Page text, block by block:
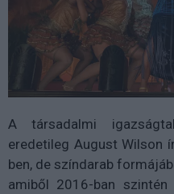
A társadalmi
eredetileg August Wilson
ben, de színdarab
amiből 2016-ban